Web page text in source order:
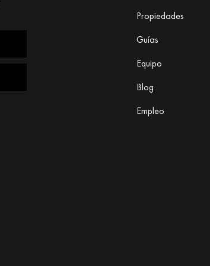
Propiedades
Guías
Equipo
Blog
Empleo